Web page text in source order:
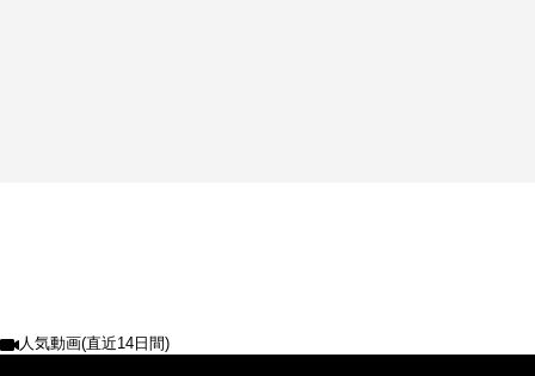
人気動画(直近14日間)